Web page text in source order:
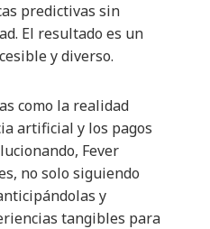
predictivas sin
El resultado es un
y diverso.
como la realidad
artificial y los pagos
Fever
no solo siguiendo
y
tangibles para